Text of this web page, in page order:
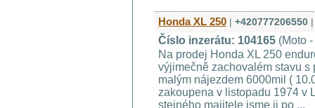
Honda XL 250 | +420777206550 |
Číslo inzerátu: 104165 (Moto
Na prodej Honda XL 250
výjimečně zachovalém stavu s
malým nájezdem 6000mil (
zakoupena v listopadu 1974 v
stejného majitele jsme ji po ...